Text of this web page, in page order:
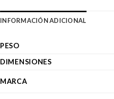
INFORMACIÓN ADICIONAL
PESO
DIMENSIONES
MARCA